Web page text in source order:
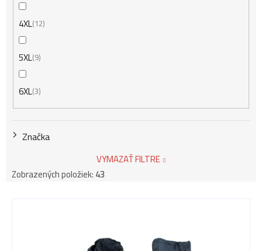
4XL 12
5XL 9
6XL3
Značka
VYMAZAŤ FILTRE
Zobrazených položiek:43